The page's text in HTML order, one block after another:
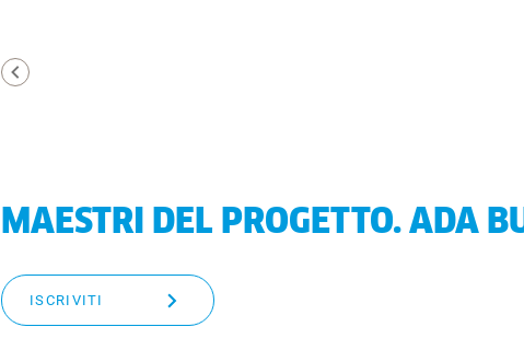
MAESTRI DEL PROGETTO. ADA
ISCRIVITI